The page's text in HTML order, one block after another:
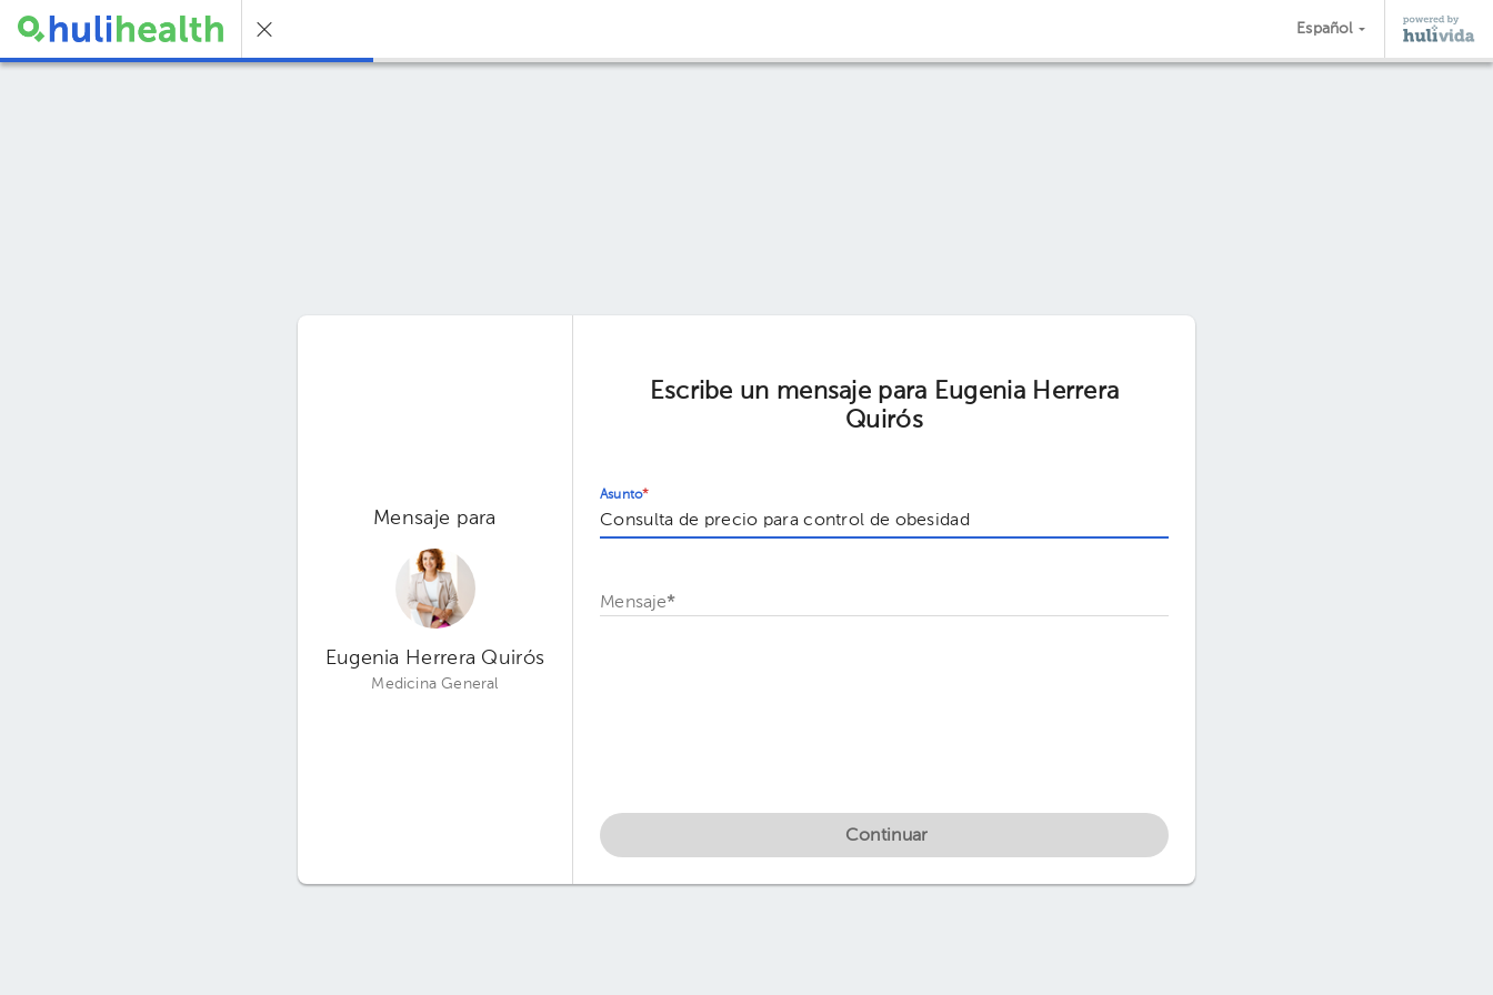
Español
Mensaje para
Eugenia Herrera Quirós
Medicina General
Escribe un mensaje para Eugenia Herrera
Quirós
Asunto*
Mensaje*
Continuar